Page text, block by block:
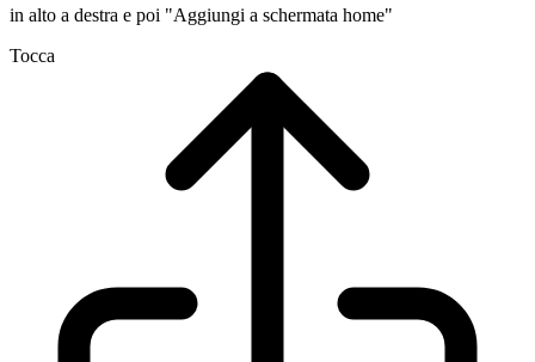
in alto a destra e poi "Aggiungi a schermata home"
Tocca